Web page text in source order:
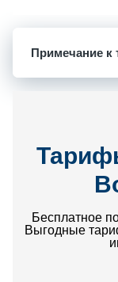
Примечание к
Бесплатное
Выгодные